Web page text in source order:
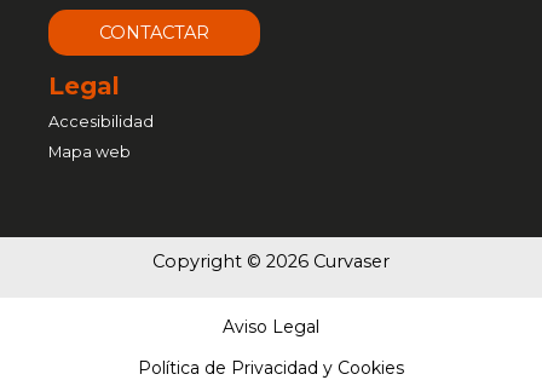
CONTACTAR
Legal
Accesibilidad
Mapa web
Copyright © 2026 Curvaser
Aviso Legal
Política de Privacidad y Cookies